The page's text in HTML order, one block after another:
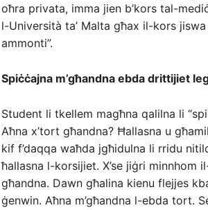
oħra privata, imma jien b’kors tal-
l-Università ta’ Malta għax il-kors
ammonti”.
Spiċċajna m’għandna ebda drittijiet
Student li tkellem magħna qalilna li
Aħna x’tort għandna? Ħallasna u
kif f’daqqa waħda jgħidulna li rridu
ħallasna l-korsijiet. X’se jiġri minnhom
għandna. Dawn għalina kienu flejjes
ġenwin. Aħna m’għandna l-ebda tort.